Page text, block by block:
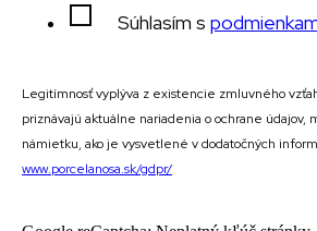
Súhlasím s
Legitímnosť vyplýva z existencie zmluvného
priznávajú aktuálne nariadenia o ochrane
námietku, ako je vysvetlené v dodatočných
www.porcelanosa.sk/gdpr/